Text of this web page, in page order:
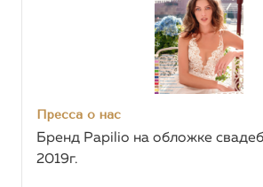
Пресса о нас
Бренд Papilio на обложке
2019г.